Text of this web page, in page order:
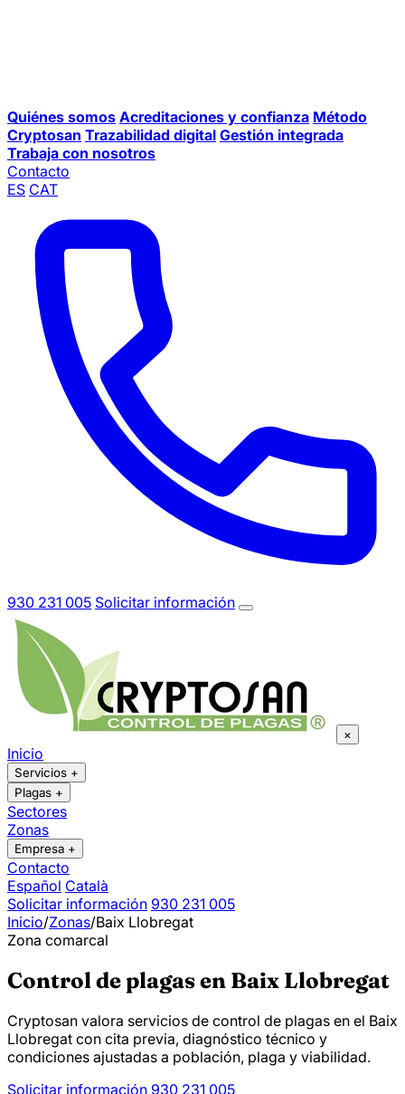
Quiénes somos Acreditaciones y confianza Método
Cryptosan Trazabilidad digital Gestión integrada
Trabaja con nosotros
Contacto
ES CAT
930 231 005 Solicitar información
×
Inicio
Servicios +
Plagas +
Sectores
Zonas
Empresa +
Contacto
Español Català
Solicitar información 930 231 005
Inicio/Zonas/Baix Llobregat
Zona comarcal
Control de plagas en Baix Llobregat
Cryptosan valora servicios de control de plagas en el Baix
Llobregat con cita previa, diagnóstico técnico y
condiciones ajustadas a población, plaga y viabilidad.
Solicitar información 930 231 005